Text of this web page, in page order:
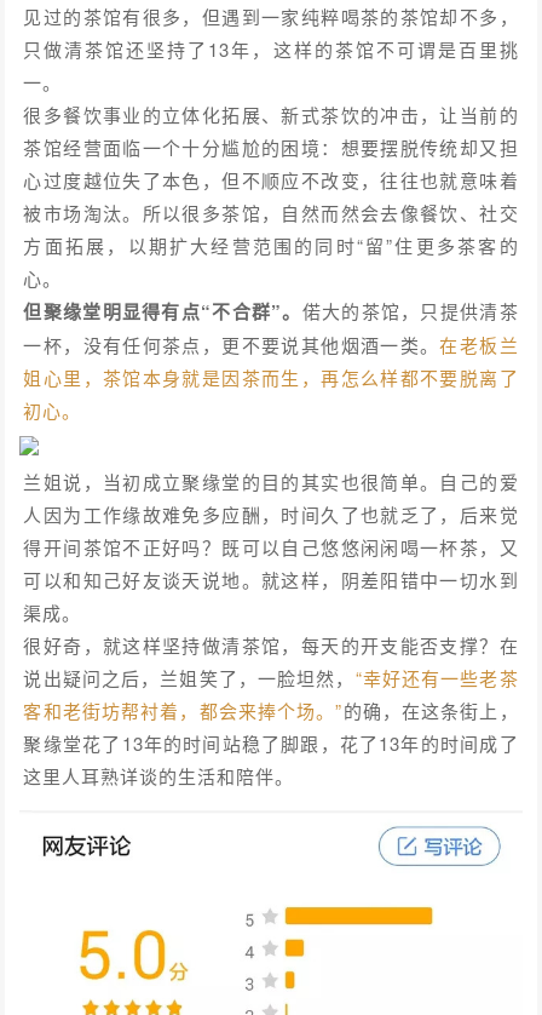
见过的茶馆有很多，但遇到一家纯粹喝茶的茶馆却不多，
只做清茶馆还坚持了13年，这样的茶馆不可谓是百里挑
一。
很多餐饮事业的立体化拓展、新式茶饮的冲击，让当前的
茶馆经营面临一个十分尴尬的困境：想要摆脱传统却又担
心过度越位失了本色，但不顺应不改变，往往也就意味着
被市场淘汰。所以很多茶馆，自然而然会去像餐饮、社交
方面拓展，以期扩大经营范围的同时“留”住更多茶客的
心。
但聚缘堂明显得有点“不合群”。 偌大的茶馆，只提供清茶
一杯，没有任何茶点，更不要说其他烟酒一类。在老板兰
姐心里，茶馆本身就是因茶而生，再怎么样都不要脱离了
初心。
兰姐说，当初成立聚缘堂的目的其实也很简单。自己的爱
人因为工作缘故难免多应酬，时间久了也就乏了，后来觉
得开间茶馆不正好吗？既可以自己悠悠闲闲喝一杯茶，又
可以和知己好友谈天说地。就这样，阴差阳错中一切水到
渠成。
很好奇，就这样坚持做清茶馆，每天的开支能否支撑？在
说出疑问之后，兰姐笑了，一脸坦然， “幸好还有一些老茶
客和老街坊帮衬着，都会来捧个场。”的确，在这条街上，
聚缘堂花了13年的时间站稳了脚跟，花了13年的时间成了
这里人耳熟详谈的生活和陪伴。